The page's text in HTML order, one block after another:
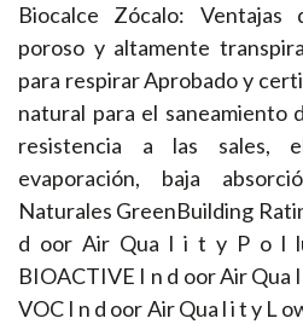
Biocalce Zócalo: Ventajas
poroso y altamente
para respirar Aprobado y
natural para el saneamiento
resistencia a las sales,
evaporación, baja
Naturales GreenBuilding
d oor Air Qua l i t y P o l
BIOACTIVE I n d oor Air
VOC I n d oor Air Qua l i t y L